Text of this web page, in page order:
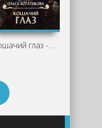
Кошачий глаз - Ольга Богатикова